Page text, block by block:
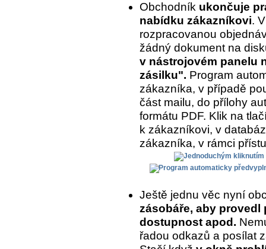
Obchodník ukončuje
nabídku zákazníkovi.
rozpracovanou
žádný dokument na
v nástrojovém panelu
zásilku". Program
zákazníka, v případě
část mailu, do přílohy
formátu PDF. Klik na
k zákazníkovi, v
zákazníka, v rámci
Ještě jednu věc nyní
zásobáře, aby
dostupnost apod.
řadou odkazů a posílat